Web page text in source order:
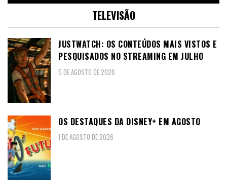
TELEVISÃO
JUSTWATCH: OS CONTEÚDOS MAIS VISTOS E
PESQUISADOS NO STREAMING EM JULHO
5 DE AGOSTO DE 2026
OS DESTAQUES DA DISNEY+ EM AGOSTO
1 DE AGOSTO DE 2026